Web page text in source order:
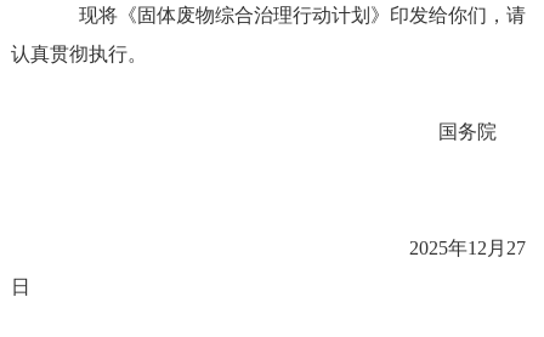
现将《固体废物综合治理行动计划》印发给你们，请
认真贯彻执行。
国务院
2025年12月27
日